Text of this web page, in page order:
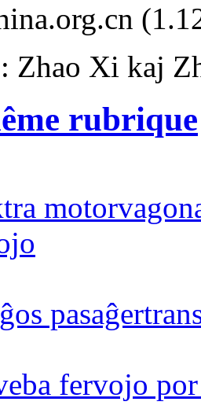
Zhao Xi kaj
rubrique
fervojo